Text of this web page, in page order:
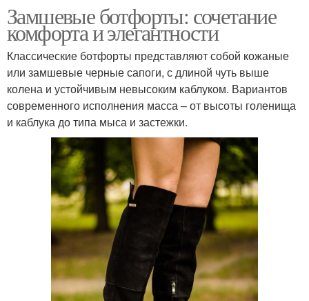
Замшевые ботфорты: сочетание
комфорта и элегантности
Классические ботфорты представляют собой кожаные
или замшевые черные сапоги, с длиной чуть выше
колена и устойчивым невысоким каблуком. Вариантов
современного исполнения масса – от высоты голенища
и каблука до типа мыса и застежки.